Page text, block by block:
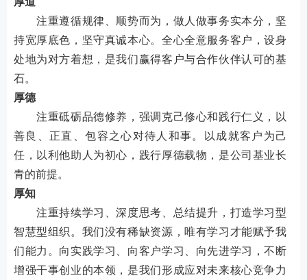
注重遵循规律、顺势而为，做人做事务实本分，坚
持宽厚底色，坚守真诚本心。全心全意服务客户，设身
处地为对方着想，是我们赢得客户与合作伙伴认可的基
石。
厚德
注重砥砺品德修养，强调克己修心和践行仁义，以
善良、正直、包容之心对待人和事。以成就客户为己
任，以利他助人为初心，践行厚德载物，是公司基业长
青的前提。
厚知
注重持续学习、深度思考、总结提升，打造学习型
智慧型组织。我们没有稀缺资源，唯有学习才能赋予我
们能力。向实践学习、向客户学习、向先进学习，不断
增强干事创业的本领，是我们形成应对未来核心竞争力